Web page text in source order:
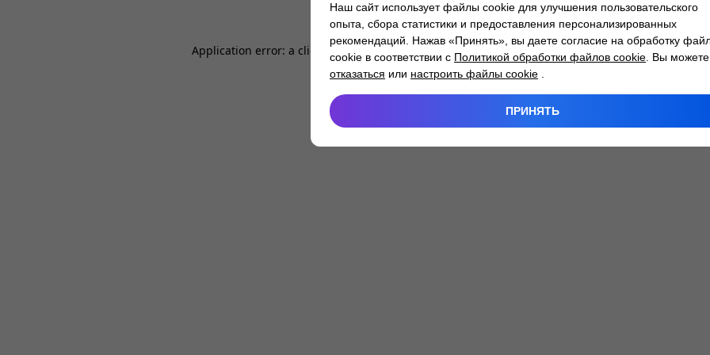
Application error: a client -side exception has occurred while loading atlantm.by (see the
Наш сайт использует файлы cookie для улучшения пользовательского
опыта, сбора статистики и предоставления персонализированных
рекомендаций. Нажав «Принять», вы даете согласие на обработку
cookie в соответствии с Политикой обработки файлов cookie . Вы можете
отказаться или настроить файлы cookie
ПРИНЯТЬ